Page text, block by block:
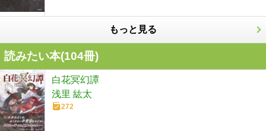
もっと見る
読みたい本(104冊)
白花冥幻譚
浅里 紘太
272